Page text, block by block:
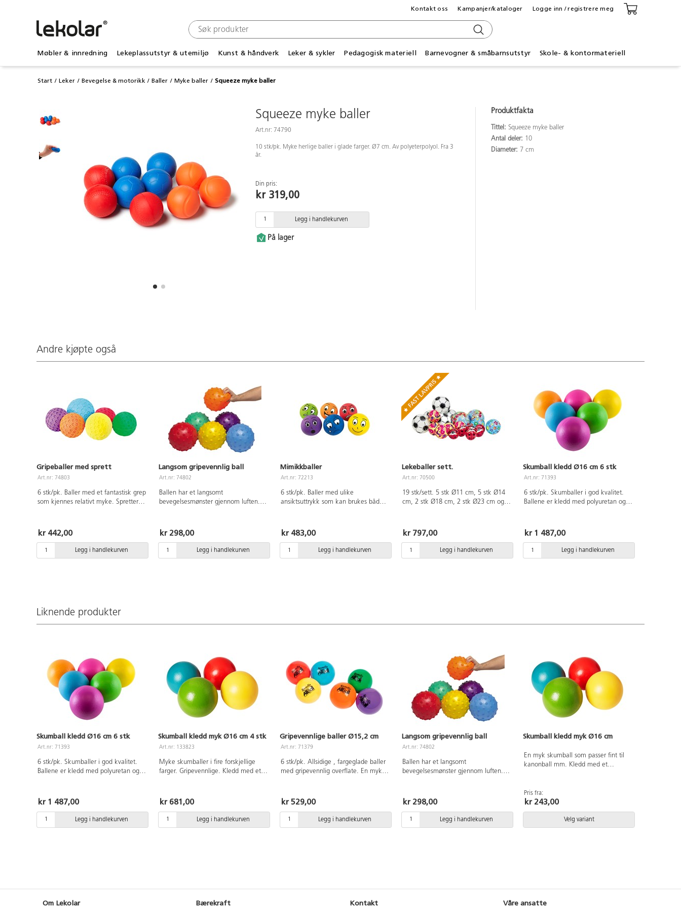
Møbler & innredning Lekeplassutstyr & utemiljø Kunst & håndverk Leker & sykler Pedagogisk materiell Barnevogner & småbarnsutstyr Skole- & kontormateriell
Kontakt oss Kampanjer/kataloger Logge inn / registrere meg
Start Leker Bevegelse & motorikk Baller Myke baller Squeeze myke baller
Squeeze myke baller
Art.nr: 74790
10 stk/pk. Myke herlige baller i glade farger. Ø7 cm. Av polyeterpolyol. Fra 3
år.
Din pris:
kr 319,00
Legg i handlekurven
På lager
Produktfakta
Tittel: Squeeze myke baller
Antal deler: 10
Diameter: 7 cm
Andre kjøpte også
Gripeballer med sprett
Art.nr: 74803
6 stk/pk. Baller med et fantastisk grep
som kjennes relativt myke. Spretter
kr 442,00
Legg i handlekurven
Langsom gripevennlig ball
Art.nr: 74802
Ballen har et langsomt
bevegelsesmønster gjennom luften.
Størrelsen kan utvides mellom Ø18 -
Ø25 cm. Av PVC uten forbudte
ftalater. Fra 3 år. Fargen varierer.
kr 298,00
Legg i handlekurven
Mimikkballer
Art.nr: 72213
6 stk/pk. Baller med ulike
ansiktsuttrykk som kan brukes både
forbudte ftalater. Fra 3 år.
kr 483,00
Legg i handlekurven
Lekeballer sett.
Art.nr: 70500
19 stk/sett. 5 stk Ø11 cm, 5 stk Ø14
cm, 2 stk Ø18 cm, 2 stk Ø23 cm og 5
PVC, uten ftalater.For midre luft, følg
instruksjonene og bruk alltid
nippelolje ved pumping. Pumpes med
pumpe uten nippel, f eks art nr
kr 797,00
Legg i handlekurven
Skumball kledd Ø16 cm 6 stk
Art.nr: 71393
6 stk/pk. Skumballer i god kvalitet.
Ballene er kledd med polyuretan og
kr 1 487,00
Legg i handlekurven
Liknende produkter
Skumball kledd Ø16 cm 6 stk
Art.nr: 71393
6 stk/pk. Skumballer i god kvalitet.
Ballene er kledd med polyuretan og
kr 1 487,00
Legg i handlekurven
Skumball kledd myk Ø16 cm 4 stk
Art.nr: 133823
Myke skumballer i fire forskjellige
farger. Gripevennlige. Kledd med et
blir skitten. Lav sprett. Vekt 73 g. Fra
kr 681,00
Legg i handlekurven
Gripevennlige baller Ø15,2 cm
Art.nr: 71379
6 stk/pk. Allsidige , fargeglade baller
med gripevennlig overflate. En myk
håndstyrken. Størrelsen på ballen og
hvor godt den spretter justeres
gjennom oppblåsningen. Mål: Ø15,2
cm. Av PVC, uten forbudte ftalater.
kr 529,00
Legg i handlekurven
Langsom gripevennlig ball
Art.nr: 74802
Ballen har et langsomt
bevegelsesmønster gjennom luften.
Størrelsen kan utvides mellom Ø18 -
Ø25 cm. Av PVC uten forbudte
ftalater. Fra 3 år. Fargen varierer.
kr 298,00
Legg i handlekurven
Skumball kledd myk Ø16 cm
En myk skumball som passer fint til
kanonball mm. Kledd med et
blir skitten. Lav sprett. Vekt 73 gr. Fra
3 år.
Pris fra:
kr 243,00
Velg variant
Om Lekolar Bærekraft Kontakt Våre ansatte